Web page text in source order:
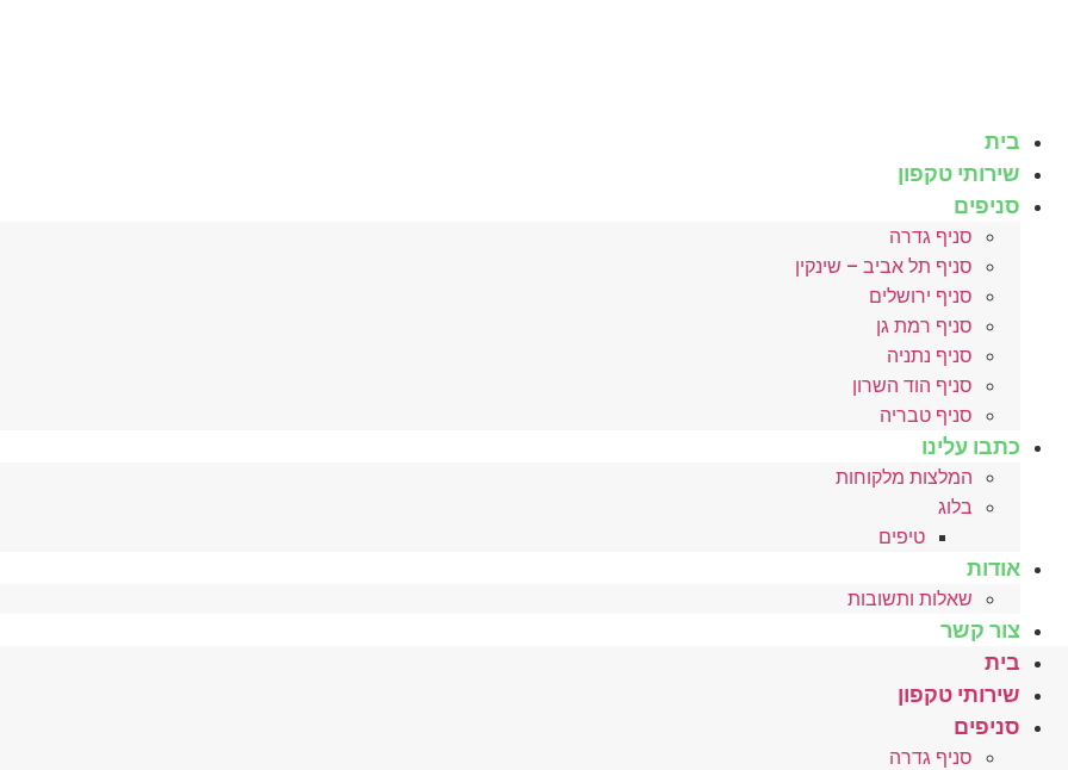
בית
שירותי טקפון
סניפים
סניף גדרה
סניף תל אביב – שינקין
סניף ירושלים
סניף רמת גן
סניף נתניה
סניף הוד השרון
סניף טבריה
כתבו עלינו
המלצות מלקוחות
בלוג
טיפים
אודות
שאלות ותשובות
צור קשר
בית
שירותי טקפון
סניפים
סניף גדרה